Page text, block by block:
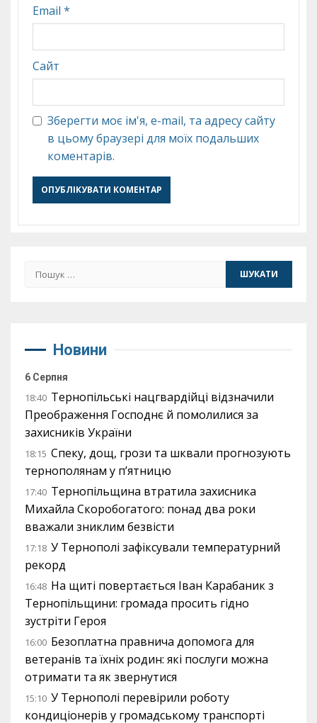
Email *
Сайт
Зберегти моє ім'я, e-mail, та адресу сайту
в цьому браузері для моїх подальших
коментарів.
Пошук:
Новини
6 Серпня
18:40 Тернопільські нацгвардійці відзначили
Преображення Господнє й помолилися за
захисників України
18:15 Спеку, дощ, грози та шквали прогнозують
тернополянам у п’ятницю
17:40 Тернопільщина втратила захисника
Михайла Скоробогатого: понад два роки
вважали зниклим безвісти
17:18 У Тернополі зафіксували температурний
рекорд
16:48 На щиті повертається Іван Карабаник з
Тернопільщини: громада просить гідно
зустріти Героя
16:00 Безоплатна правнича допомога для
ветеранів та їхніх родин: які послуги можна
отримати та як звернутися
15:10 У Тернополі перевірили роботу
кондиціонерів у громадському транспорті